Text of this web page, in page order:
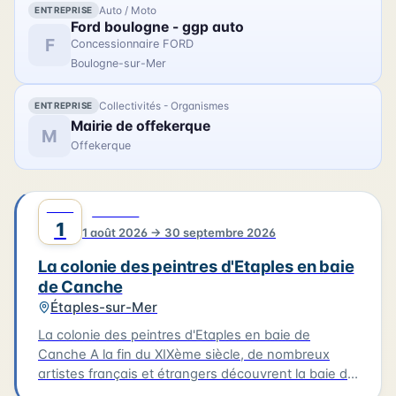
lieu au musée de Berck-sur-Mer le 01/08/2026.
ENTREPRISE Auto / Moto
F
Ford boulogne - ggp auto
Concessionnaire FORD
Boulogne-sur-Mer
ENTREPRISE Collectivités - Organismes
M Mairie de offekerque
Offekerque
1 1 août 2026 → 30 septembre 2026
La colonie des peintres d'Etaples en baie
de Canche
Étaples-sur-Mer
La colonie des peintres d'Etaples en baie de
Canche A la fin du XIXème siècle, de nombreux
artistes français et étrangers découvrent la baie de